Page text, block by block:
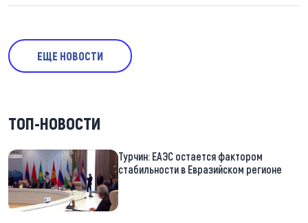
ЕЩЕ НОВОСТИ
ТОП-НОВОСТИ
Турчин: ЕАЭС остается фактором
стабильности в Евразийском регионе